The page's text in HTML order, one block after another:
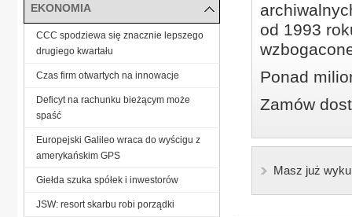
od 1993
Ponad
Zamów
Masz już
EKONOMIA
CCC spodziewa się znacznie lepszego
drugiego kwartału
Czas firm otwartych na innowacje
Deficyt na rachunku bieżącym może
spaść
Europejski Galileo wraca do wyścigu z
amerykańskim GPS
Giełda szuka spółek i inwestorów
JSW: resort skarbu robi porządki